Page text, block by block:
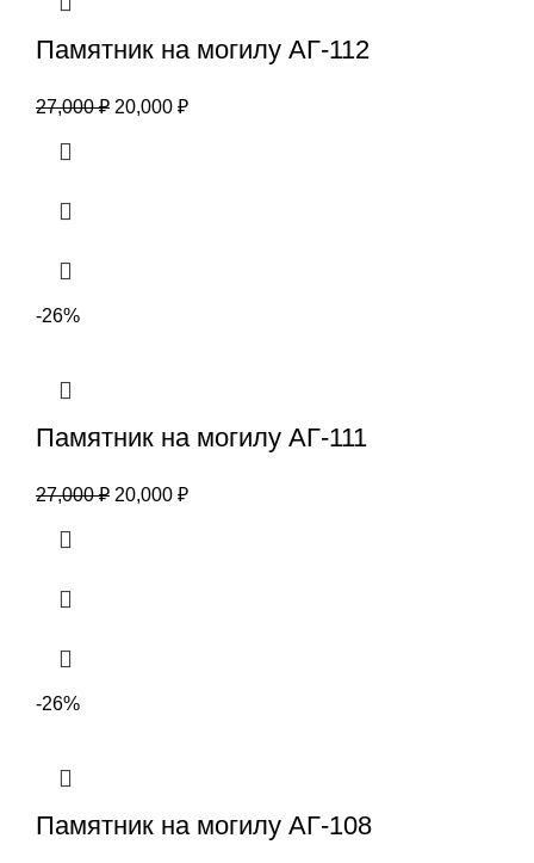
Памятник на могилу АГ-112
27,000₽ 20,000 ₽
-26%
Памятник на могилу АГ-111
27,000₽ 20,000 ₽
-26%
Памятник на могилу АГ-108